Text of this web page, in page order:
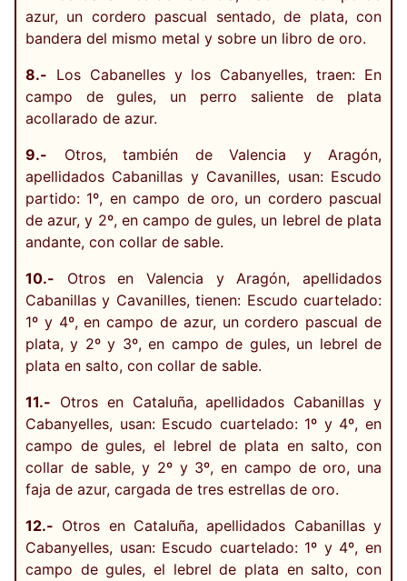
azur, un cordero pascual sentado, de plata, con
bandera del mismo metal y sobre un libro de oro.
8.- Los Cabanelles y los Cabanyelles, traen: En
campo de gules, un perro saliente de plata
acollarado de azur.
9.- Otros, también de Valencia y Aragón,
apellidados Cabanillas y Cavanilles, usan: Escudo
partido: 1º, en campo de oro, un cordero pascual
de azur, y 2º, en campo de gules, un lebrel de plata
andante, con collar de sable.
10.- Otros en Valencia y Aragón, apellidados
Cabanillas y Cavanilles, tienen: Escudo cuartelado:
1º y 4º, en campo de azur, un cordero pascual de
plata, y 2º y 3º, en campo de gules, un lebrel de
plata en salto, con collar de sable.
11.- Otros en Cataluña, apellidados Cabanillas y
Cabanyelles, usan: Escudo cuartelado: 1º y 4º, en
campo de gules, el lebrel de plata en salto, con
collar de sable, y 2º y 3º, en campo de oro, una
faja de azur, cargada de tres estrellas de oro.
12.- Otros en Cataluña, apellidados Cabanillas y
Cabanyelles, usan: Escudo cuartelado: 1º y 4º, en
campo de gules, el lebrel de plata en salto, con